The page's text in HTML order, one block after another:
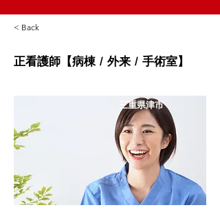
< Back
正看護師【病棟 / 外来 / 手術室】
三重県津市